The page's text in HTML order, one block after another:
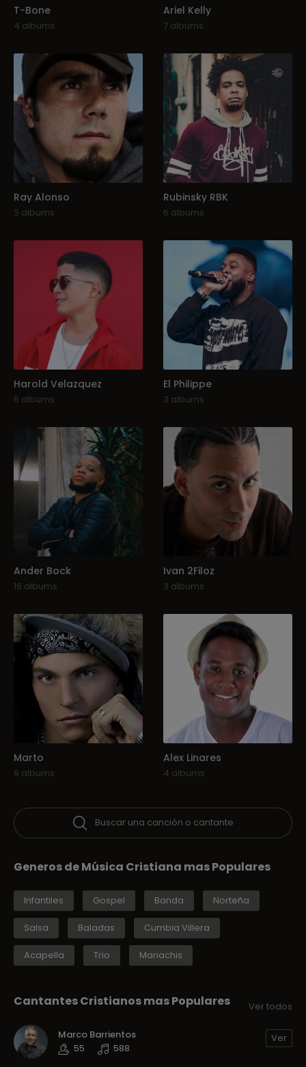
T-Bone
4 albums
Ariel Kelly
7 albums
Ray Alonso
3 albums
Rubinsky RBK
6 albums
Harold Velazquez
6 albums
El Philippe
3 albums
Ander Bock
16 albums
Ivan 2Filoz
3 albums
Marto
8 albums
Alex Linares
4 albums
Buscar una canción o cantante
Generos de Música Cristiana mas Populares
Infantiles Gospel Banda Norteña
Salsa Baladas Cumbia Villera
Acapella Trio Mariachis
Cantantes Cristianos mas Populares Ver todos
Marco Barrientos
55
588
Ver